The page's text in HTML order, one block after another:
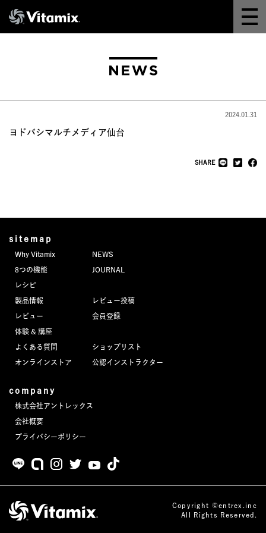
オンラインストア
JOURNAL
2024.01.31
ヨドバシマルチメディア仙台
SHARE
sitemap
Why Vitamix
8つの機能
レシピ
製品情報
レビュー
体験 & 講座
よくある質問
オンラインストア
NEWS
JOURNAL
レビュー投稿
会員登録
ショップリスト
公認インストラクター
company
株式会社アントレックス
会社概要
プライバシーポリシー
Copyright ©entrex.inc
All Rights Reserved.